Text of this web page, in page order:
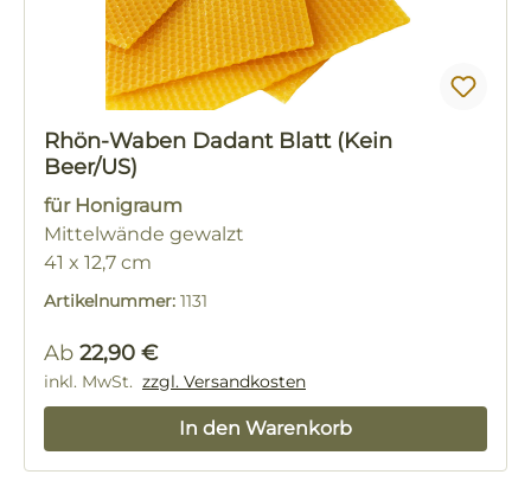
Rhön-Waben Dadant Blatt (Kein
Beer/US)
für Honigraum
Mittelwände gewalzt
41 x 12,7 cm
ca. 18 Blatt / kg
Artikelnummer: 1131
Regulärer Preis:
Ab 22,90 €
inkl. MwSt. zzgl. Versandkosten
In den Warenkorb